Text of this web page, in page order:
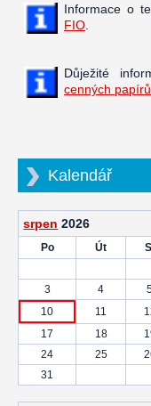
Informace o
FIO
Důježité
cenných
Kalendář
srpen 2026
Po Út
3
4
10
11
17
18
24
25
31